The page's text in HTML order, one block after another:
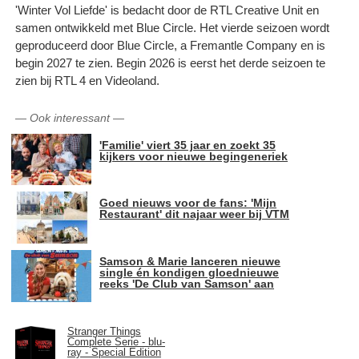
'Winter Vol Liefde' is bedacht door de RTL Creative Unit en
samen ontwikkeld met Blue Circle. Het vierde seizoen wordt
geproduceerd door Blue Circle, a Fremantle Company en is
begin 2027 te zien. Begin 2026 is eerst het derde seizoen te
zien bij RTL 4 en Videoland.
— Ook interessant—
'Familie' viert 35 jaar en zoekt 35
kijkers voor nieuwe begingeneriek
Goed nieuws voor de fans: 'Mijn
Restaurant' dit najaar weer bij VTM
Samson & Marie lanceren nieuwe
single én kondigen gloednieuwe
reeks 'De Club van Samson' aan
Stranger Things
Complete Serie - blu-
ray - Special Edition